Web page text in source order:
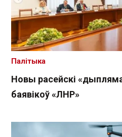
Новы расейскі
баявікоў «ЛНР»
Палітыка